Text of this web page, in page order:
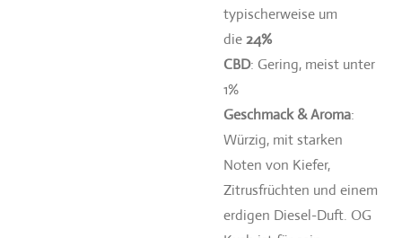
typischerweise um
die24%
CBD: Gering, meist unter
1%
Geschmack & Aroma:
Würzig, mit starken
Noten von Kiefer,
Zitrusfrüchten und einem
erdigen Diesel-Duft. OG